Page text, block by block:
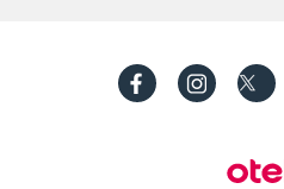
Häufig gestellte Fragen
Konto erstellen
Bedingungen und Konditionen